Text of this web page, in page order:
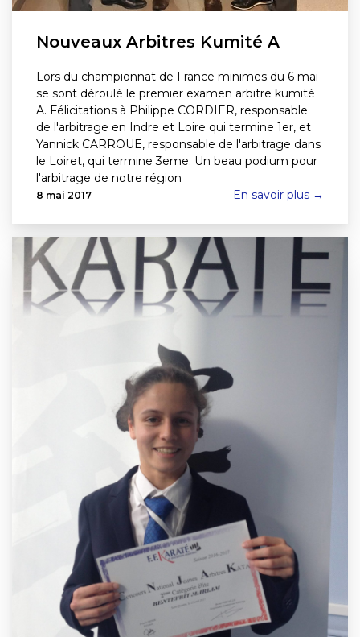
Nouveaux Arbitres Kumité A
Lors du championnat de France minimes du 6 mai
se sont déroulé le premier examen arbitre kumité
A. Félicitations à Philippe CORDIER, responsable
de l'arbitrage en Indre et Loire qui termine 1er, et
Yannick CARROUE, responsable de l'arbitrage dans
le Loiret, qui termine 3eme. Un beau podium pour
l'arbitrage de notre région
8 mai 2017 En savoir plus →